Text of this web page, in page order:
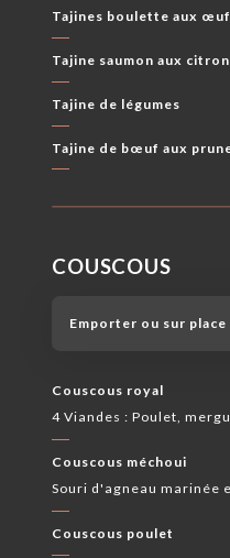
Tajines boulette aux
Tajine saumon aux citron
Tajine de légumes
Tajine de bœuf aux
COUSCOUS
Emporter ou sur place
Couscous royal
4 Viandes : Poulet,
Couscous méchoui
Souri d'agneau marinée
Couscous poulet